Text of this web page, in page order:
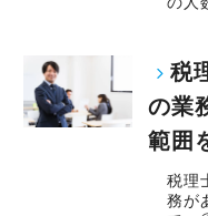
税
の業
範囲
税理
務が